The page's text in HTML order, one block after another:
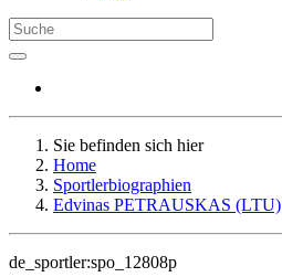
Sie befinden sich hier
Home
Sportlerbiographien
Edvinas PETRAUSKAS (LTU)
de_sportler:spo_12808p